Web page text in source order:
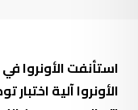
استأنفت الأونروا
الأونروا آلية